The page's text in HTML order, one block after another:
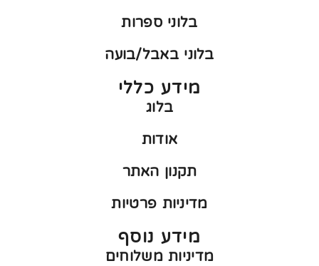
בלוני ספרות
בלוני באבל/בועה
מידע כללי
בלוג
אודות
תקנון האתר
מדיניות פרטיות
מידע נוסף
מדיניות משלוחים